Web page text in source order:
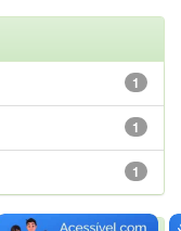
1
1
1